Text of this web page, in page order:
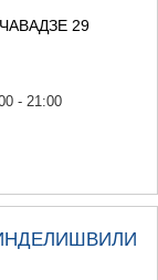
29
- 21:00